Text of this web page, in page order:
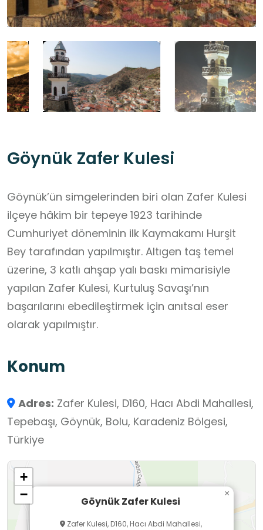
Göynük Zafer Kulesi
Göynük’ün simgelerinden biri olan Zafer Kulesi
ilçeye hâkim bir tepeye 1923 tarihinde
Cumhuriyet döneminin ilk Kaymakamı Hurşit
Bey tarafından yapılmıştır. Altıgen taş temel
üzerine, 3 katlı ahşap yalı baskı mimarisiyle
yapılan Zafer Kulesi, Kurtuluş Savaşı’nın
başarılarını ebedileştirmek için anıtsal eser
olarak yapılmıştır.
Konum
Adres: Zafer Kulesi, D160, Hacı Abdi Mahallesi,
Tepebaşı, Göynük, Bolu, Karadeniz Bölgesi,
Türkiye
Göynük Zafer Kulesi
Zafer Kulesi, D160, Hacı Abdi Mahallesi,
×
+
−